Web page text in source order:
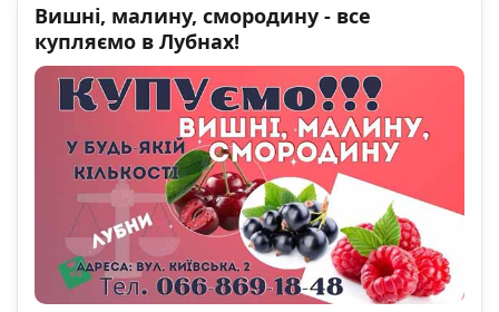
Вишні, малину, смородину - все
купляємо в Лубнах!